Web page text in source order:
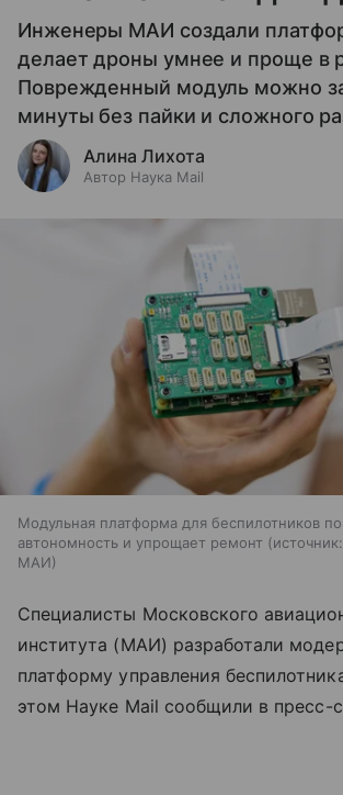
Инженеры МАИ создали
делает дроны умнее и проще в
Поврежденный модуль можно
минуты без пайки и сложного
Алина Лихота
Автор Наука Mail
Модульная платформа для беспилотников
автономность и упрощает ремонт
источник:
МАИ
Специалисты Московского
института (МАИ) разработали
платформу управления
этом Науке Mail сообщили в пресс-